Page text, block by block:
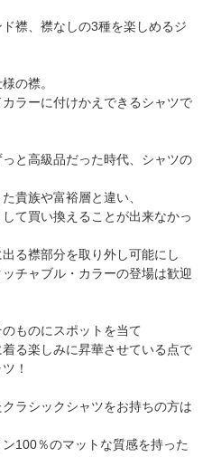
襟、襟なしの3種を楽しめるジ
の襟。
ラーに付けかえできるシャツで
と高級品だった時代、シャツの
貴族や富裕層と違い、
て買い換えることが出来なかっ
る襟部分を取り外し可能にし
チャブル・カラーの登場は歓迎
ものにスポットを当て
る楽しみに昇華させている点で
！
ラシックシャツをお持ちの方は
100％のマットな質感を持った